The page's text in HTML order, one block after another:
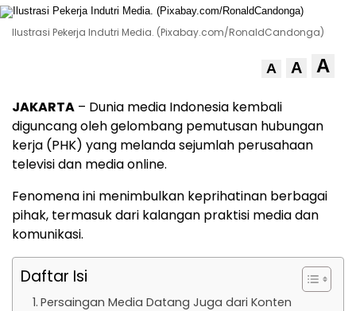
Ilustrasi Pekerja Indutri Media. (Pixabay.com/RonaldCandonga)
A A A
JAKARTA – Dunia media Indonesia kembali
diguncang oleh gelombang pemutusan hubungan
kerja (PHK) yang melanda sejumlah perusahaan
televisi dan media online.
Fenomena ini menimbulkan keprihatinan berbagai
pihak, termasuk dari kalangan praktisi media dan
komunikasi.
Daftar Isi
Persaingan Media Datang Juga dari Konten